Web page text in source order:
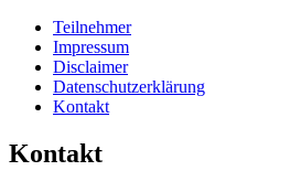
Teilnehmer
Impressum
Disclaimer
Datenschutzerklärung
Kontakt
Kontakt